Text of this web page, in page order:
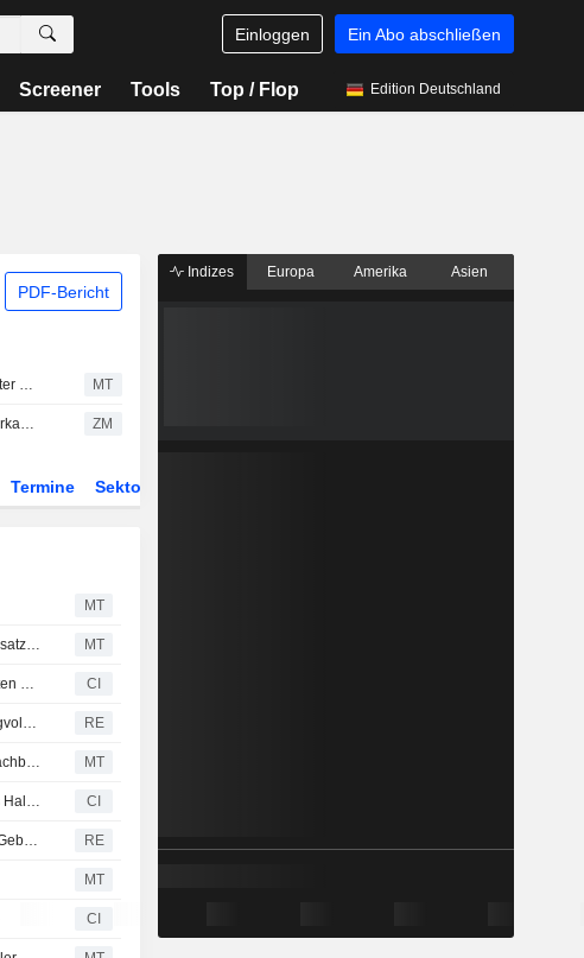
Einloggen Ein Abo abschließen
Screener Tools Top / Flop Edition Deutschland
PDF-Bericht
Copart-Insider verkaufte laut jüngster SEC-Meldung Aktien im Wert von 845.945 USD MT
COPART, INC. : Barclays behält Verkaufen-Bewertung bei ZM
Termine Sektor
MT
Earnings Flash (CPRT): Copart, Inc. meldet für das dritte Quartal einen Umsatz von 1,24 Mrd. USD gegenüber einer FactSet-Schätzung von 1,19 Mrd. USD MT
Copart, Inc. veröffentlicht Ergebniszahlen für das dritte Quartal und die ersten neun Monate zum 30. April 2026 CI
Coparts Quartalsgewinn und Umsatz sinken aufgrund geringerer Fahrzeugvolumina RE
Copart: Gewinn und Umsatz im zweiten Quartal gehen zurück, Aktie fällt nachbörslich MT
Copart, Inc. veröffentlicht Finanzergebnisse für das zweite Quartal und das Halbjahr zum 31. Januar 2026 CI
Copart verfehlt Umsatzerwartungen aufgrund schwacher Nachfrage nach Gebrauchtwagen RE
MT
CI
Indizes Europa Amerika Asien